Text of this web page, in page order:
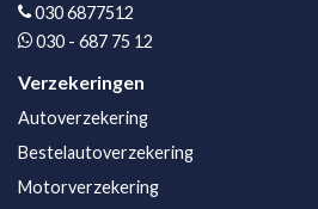
030 6877512
030 - 687 75 12
Verzekeringen
Autoverzekering
Bestelautoverzekering
Motorverzekering